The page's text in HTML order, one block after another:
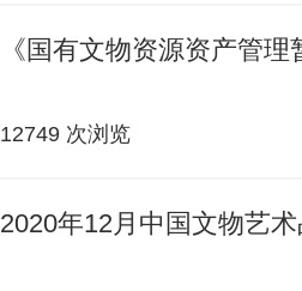
《国有文物资源资产管
12749 次浏览
2020年12月中国文物艺